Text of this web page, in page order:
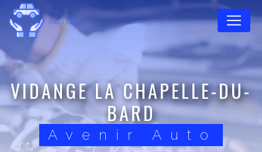
Avenir Auto
VIDANGE LA CHAPELLE-DU-
BARD
Avenir Auto
Panneau de gestion des cookies